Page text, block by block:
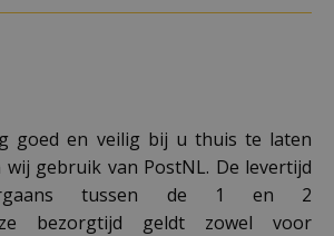
goed en veilig bij u thuis te laten
wij gebruik van PostNL. De levertijd
tussen de 1 en 2
bezorgtijd geldt zowel voor